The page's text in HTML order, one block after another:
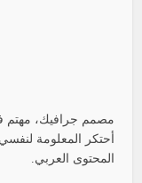
مصمم جرافيك، مهتم في
أحتكر المعلومة
المحتوى العربي.